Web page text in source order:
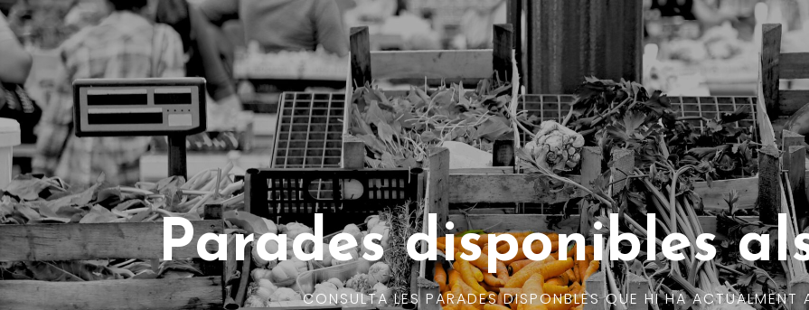
Parades disponibles
CONSULTA LES PARADES DISPONBLES QUE HI HA ACTUALMENT